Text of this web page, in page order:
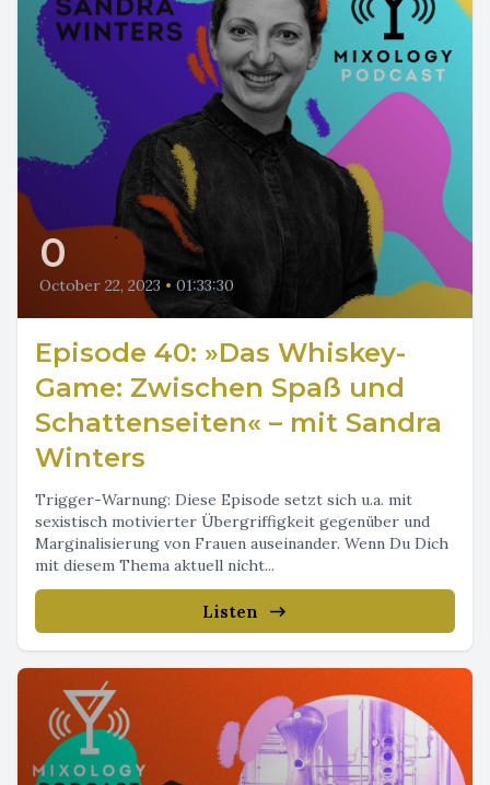
0
October 22, 2023 • 01:33:30
Episode 40: »Das Whiskey-
Game: Zwischen Spaß und
Schattenseiten« – mit Sandra
Winters
Trigger-Warnung: Diese Episode setzt sich u.a. mit
sexistisch motivierter Übergriffigkeit gegenüber und
Marginalisierung von Frauen auseinander. Wenn Du Dich
mit diesem Thema aktuell nicht...
Listen